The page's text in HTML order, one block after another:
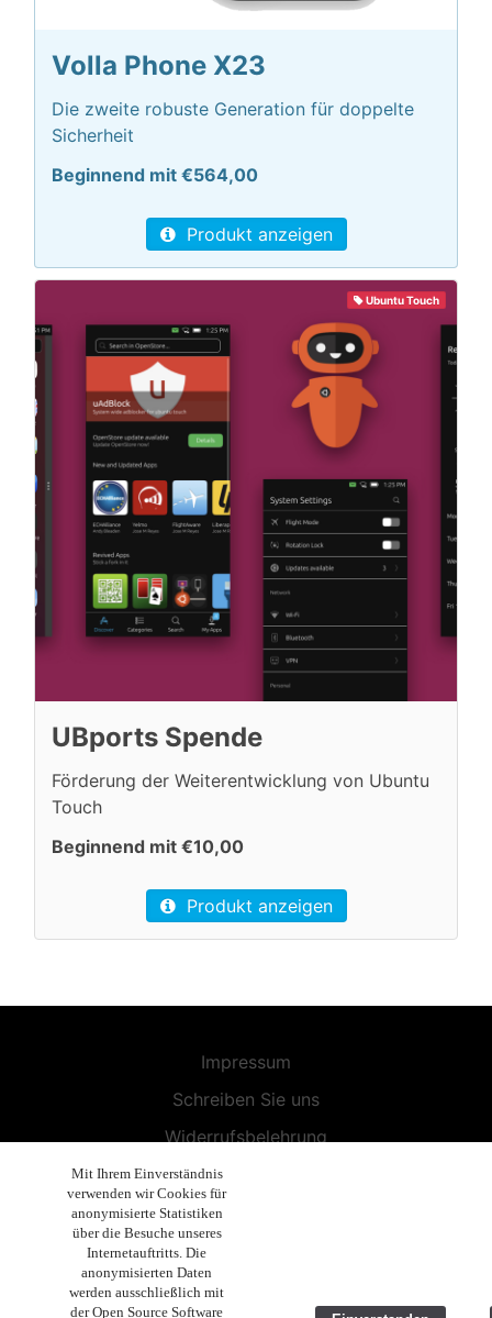
Volla Phone X23
Die zweite robuste Generation für doppelte
Sicherheit
Beginnend mit €564,00
Produkt anzeigen
Ubuntu Touch
UBports Spende
Förderung der Weiterentwicklung von Ubuntu
Touch
Beginnend mit €10,00
Produkt anzeigen
Impressum
Schreiben Sie uns
Widerrufsbelehrung
Allgemeine Geschäftsbedingungen
Endbenutzer-Lizenzvereinbarung
Datenschutzerklärung
Geschäftsethik
Mit Ihrem Einverständnis
verwenden wir Cookies für
anonymisierte Statistiken
über die Besuche unseres
Internetauftritts. Die
anonymisierten Daten
werden ausschließlich mit
der Open Source Software